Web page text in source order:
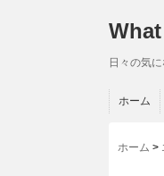
日々の気
ホーム
ホーム >